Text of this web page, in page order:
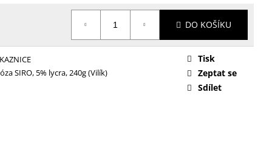
DO KOŠÍKU
SIRO, 5% lycra, 240g (Vilík)
Tisk
Zeptat se
Sdílet